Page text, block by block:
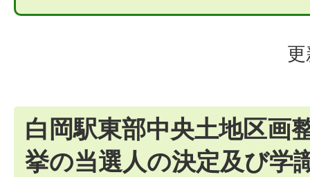
白岡駅東部中央土地区画
挙の当選人の決定及び学